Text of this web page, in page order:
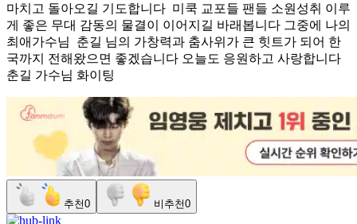
마치고 돌아오길 기도합니다 미쿡 교포들 팬들 소원성취 이루
게 좋은 무대 감동의 물결이 이어지길 바래봅니다 그중에 나의
최애가수님 춘길 님의 가창력과 춤사위가 큰 힛트가 되어 한
국까지 전해왔으면 좋겠습니다 오늘도 응원하고 사랑합니다
춘길 가수님 화이팅
추천0 비추천0